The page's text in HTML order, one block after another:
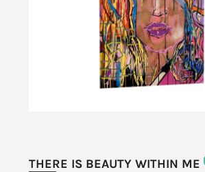
THERE IS BEAUTY WITHIN ME